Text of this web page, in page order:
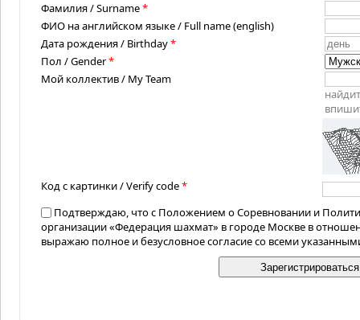
Фамилия / Surname*
ФИО на английском языке / Full name (english)
Дата рождения / Birthday*
Пол / Gender*
Мой коллектив / My Team
Код с картинки / Verify code*
Подтверждаю, что с Положением о Соревновании и
организации «Федерация шахмат» в городе Москве в
выражаю полное и безусловное согласие со всеми